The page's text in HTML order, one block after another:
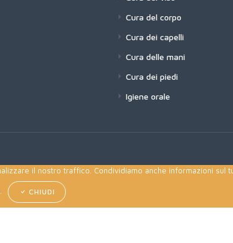
Cura del corpo
Cura dei capelli
Cura delle mani
Cura dei piedi
Igiene orale
il nostro traffico. Condividiamo anche informazioni
CHIUDI